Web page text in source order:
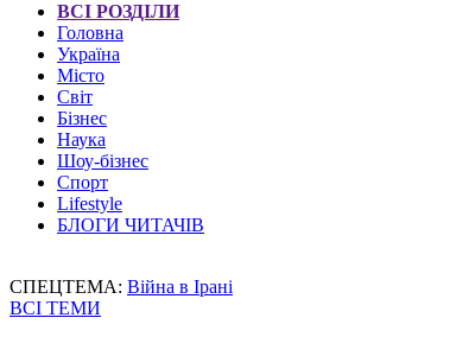
ВСІ РОЗДІЛИ
Головна
Україна
Місто
Світ
Бізнес
Наука
Шоу-бізнес
Спорт
Lifestyle
БЛОГИ ЧИТАЧІВ
СПЕЦТЕМА: Війна в Ірані
ВСІ ТЕМИ